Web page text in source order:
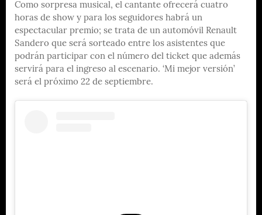
Como sorpresa musical, el cantante ofrecerá cuatro
horas de show y para los seguidores habrá un
espectacular premio; se trata de un automóvil Renault
Sandero que será sorteado entre los asistentes que
podrán participar con el número del ticket que además
servirá para el ingreso al escenario. ‘Mi mejor versión’
será el próximo 22 de septiembre.